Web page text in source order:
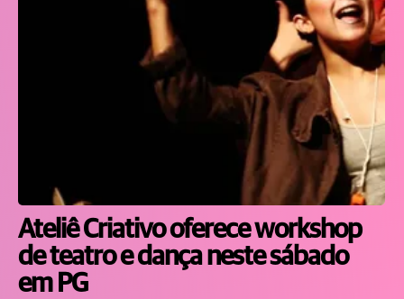
Ateliê Criativo oferece workshop
de teatro e dança neste sábado
em PG